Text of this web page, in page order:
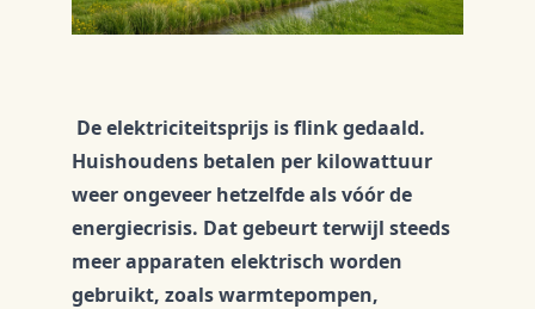
De elektriciteitsprijs is flink gedaald.
Huishoudens betalen per kilowattuur
weer ongeveer hetzelfde als vóór de
energiecrisis. Dat gebeurt terwijl steeds
meer apparaten elektrisch worden
gebruikt, zoals warmtepompen,